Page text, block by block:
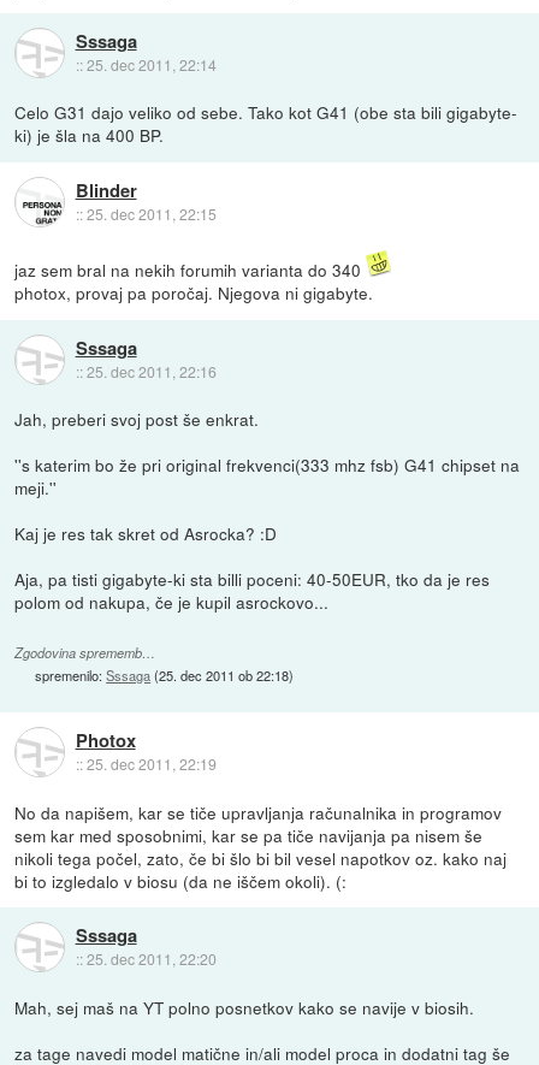
Sssaga
::25. dec 2011, 22:14
Celo G31 dajo veliko od sebe. Tako kot G41 (obe sta bili gigabyte-
ki) je šla na 400 BP.
Blinder
::25. dec 2011, 22:15
jaz sem bral na nekih forumih varianta do 340
photox, provaj pa poročaj. Njegova ni gigabyte.
Sssaga
::25. dec 2011, 22:16
Jah, preberi svoj post še enkrat.
''s katerim bo že pri original frekvenci(333 mhz fsb) G41 chipset na
meji.''
Kaj je res tak skret od Asrocka? :D
Aja, pa tisti gigabyte-ki sta billi poceni: 40-50EUR, tko da je res
polom od nakupa, če je kupil asrockovo...
Zgodovina sprememb…
spremenilo:Sssaga(25. dec 2011 ob 22:18)
Photox
::25. dec 2011, 22:19
No da napišem, kar se tiče upravljanja računalnika in programov
sem kar med sposobnimi, kar se pa tiče navijanja pa nisem še
nikoli tega počel, zato, če bi šlo bi bil vesel napotkov oz. kako naj
bi to izgledalo v biosu (da ne iščem okoli). (:
Sssaga
::25. dec 2011, 22:20
Mah, sej maš na YT polno posnetkov kako se navije v biosih.
za tage navedi model matične in/ali model proca in dodatni tag še